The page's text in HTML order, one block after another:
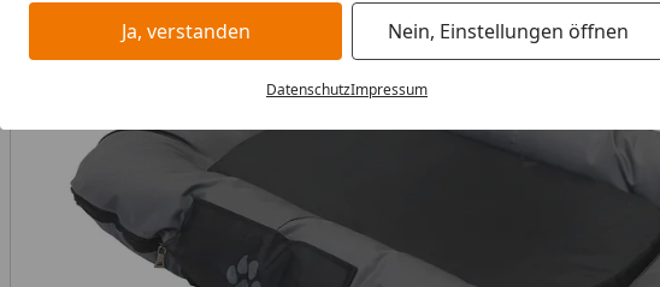
Ja, verstanden Nein, Einstellungen öffnen
DatenschutzImpressum